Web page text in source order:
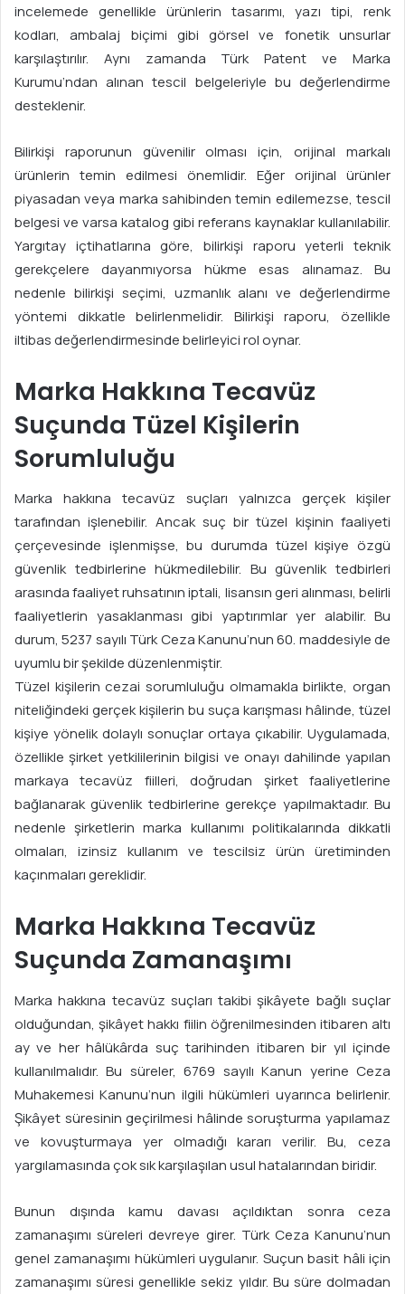
incelemede genellikle ürünlerin tasarımı, yazı tipi, renk
kodları, ambalaj biçimi gibi görsel ve fonetik unsurlar
karşılaştırılır. Aynı zamanda Türk Patent ve Marka
Kurumu’ndan alınan tescil belgeleriyle bu değerlendirme
desteklenir.
Bilirkişi raporunun güvenilir olması için, orijinal markalı
ürünlerin temin edilmesi önemlidir. Eğer orijinal ürünler
piyasadan veya marka sahibinden temin edilemezse, tescil
belgesi ve varsa katalog gibi referans kaynaklar kullanılabilir.
Yargıtay içtihatlarına göre, bilirkişi raporu yeterli teknik
gerekçelere dayanmıyorsa hükme esas alınamaz. Bu
nedenle bilirkişi seçimi, uzmanlık alanı ve değerlendirme
yöntemi dikkatle belirlenmelidir. Bilirkişi raporu, özellikle
iltibas değerlendirmesinde belirleyici rol oynar.
Marka Hakkına Tecavüz
Suçunda Tüzel Kişilerin
Sorumluluğu
Marka hakkına tecavüz suçları yalnızca gerçek kişiler
tarafından işlenebilir. Ancak suç bir tüzel kişinin faaliyeti
çerçevesinde işlenmişse, bu durumda tüzel kişiye özgü
güvenlik tedbirlerine hükmedilebilir. Bu güvenlik tedbirleri
arasında faaliyet ruhsatının iptali, lisansın geri alınması, belirli
faaliyetlerin yasaklanması gibi yaptırımlar yer alabilir. Bu
durum, 5237 sayılı Türk Ceza Kanunu’nun 60. maddesiyle de
uyumlu bir şekilde düzenlenmiştir.
Tüzel kişilerin cezai sorumluluğu olmamakla birlikte, organ
niteliğindeki gerçek kişilerin bu suça karışması hâlinde, tüzel
kişiye yönelik dolaylı sonuçlar ortaya çıkabilir. Uygulamada,
özellikle şirket yetkililerinin bilgisi ve onayı dahilinde yapılan
markaya tecavüz fiilleri, doğrudan şirket faaliyetlerine
bağlanarak güvenlik tedbirlerine gerekçe yapılmaktadır. Bu
nedenle şirketlerin marka kullanımı politikalarında dikkatli
olmaları, izinsiz kullanım ve tescilsiz ürün üretiminden
kaçınmaları gereklidir.
Marka Hakkına Tecavüz
Suçunda Zamanaşımı
Marka hakkına tecavüz suçları takibi şikâyete bağlı suçlar
olduğundan, şikâyet hakkı fiilin öğrenilmesinden itibaren altı
ay ve her hâlükârda suç tarihinden itibaren bir yıl içinde
kullanılmalıdır. Bu süreler, 6769 sayılı Kanun yerine Ceza
Muhakemesi Kanunu’nun ilgili hükümleri uyarınca belirlenir.
Şikâyet süresinin geçirilmesi hâlinde soruşturma yapılamaz
ve kovuşturmaya yer olmadığı kararı verilir. Bu, ceza
yargılamasında çok sık karşılaşılan usul hatalarından biridir.
Bunun dışında kamu davası açıldıktan sonra ceza
zamanaşımı süreleri devreye girer. Türk Ceza Kanunu’nun
genel zamanaşımı hükümleri uygulanır. Suçun basit hâli için
zamanaşımı süresi genellikle sekiz yıldır. Bu süre dolmadan